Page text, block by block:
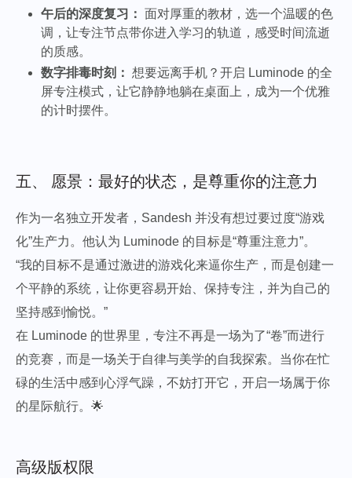
午后的深度复习： 面对厚重的教材，选一个温暖的色
调，让专注节点带你进入学习的轨道，感受时间流逝
的质感。
数字排毒时刻： 想要远离手机？开启 Luminode 的全
屏专注模式，让它静静地躺在桌面上，成为一个优雅
的计时摆件。
五、 愿景：最好的状态，是尊重你的注意力
作为一名独立开发者，Sandesh 并没有想过要过度“游戏
化”生产力。他认为 Luminode 的目标是“尊重注意力”。
“我的目标不是通过激进的游戏化来逼你生产，而是创建一
个平静的系统，让你更容易开始、保持专注，并为自己的
坚持感到愉悦。”
在 Luminode 的世界里，专注不再是一场为了“卷”而进行
的竞赛，而是一场关于自律与美学的自我探索。当你在忙
碌的生活中感到心浮气躁，不妨打开它，开启一场属于你
的星际航行。🌟
高级版权限